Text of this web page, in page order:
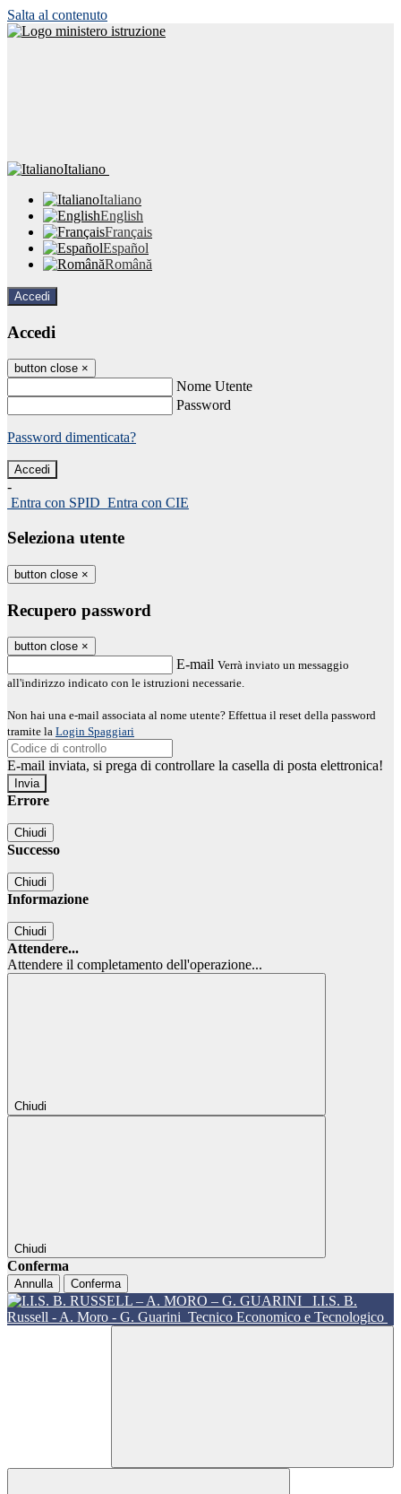
Salta al contenuto
Italiano
Italiano
English
Français
Español
Română
Accedi
Accedi
button close ×
Nome Utente
Password
Password dimenticata?
-
Entra con SPID Entra con CIE
Seleziona utente
button close ×
Recupero password
button close ×
E-mail Verrà inviato un messaggio
all'indirizzo indicato con le istruzioni necessarie.
Non hai una e-mail associata al nome utente? Effettua il reset della password
tramite la Login Spaggiari
E-mail inviata, si prega di controllare la casella di posta elettronica!
Errore
Chiudi
Successo
Chiudi
Informazione
Chiudi
Attendere...
Attendere il completamento dell'operazione...
Chiudi
Chiudi
Conferma
Annulla Conferma
I.I.S. B.
Russell - A. Moro - G. Guarini Tecnico Economico e Tecnologico